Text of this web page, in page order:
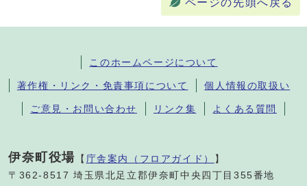
ページの先頭へ戻る
このホームページについて
著作権・リンク・免責事項について 個人情報の取扱い
ご意見・お問い合わせ リンク集 よくある質問
伊奈町役場 【 庁舎案内（フロアガイド） 】
〒362-8517 埼玉県北足立郡伊奈町中央四丁目355番地